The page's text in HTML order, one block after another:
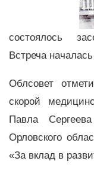
состоялось
Встреча
Облсовет
скорой
Павла
Орловского
«За вклад в